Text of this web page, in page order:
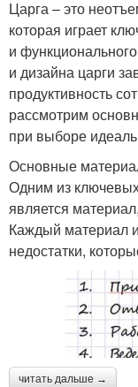
Царга – это
которая играет
и
и дизайна царги
продуктивность
рассмотрим
при выборе
Основные
Одним из
является
Каждый материал
недостатки,
читать дальше →